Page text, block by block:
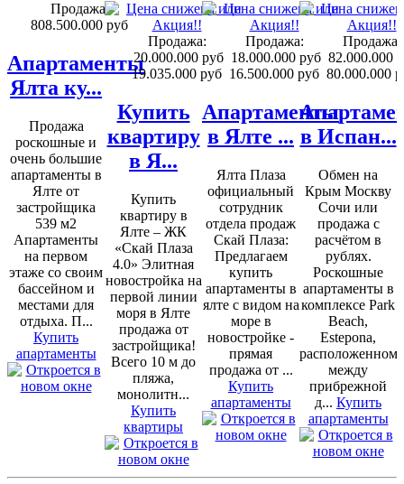
Продажа:
808.500.000 руб
Апартаменты
Ялта ку...
Продажа
роскошные и
очень большие
апартаменты в
Ялте от
застройщика
539 м2
Апартаменты
на первом
этаже со своим
бассейном и
местами для
отдыха. П...
Купить
апартаменты
Продажа:
20.000.000 руб
19.035.000 руб
Купить
квартиру
в Я...
Купить
квартиру в
Ялте – ЖК
«Скай Плаза
4.0» Элитная
новостройка на
первой линии
моря в Ялте
продажа от
застройщика!
Всего 10 м до
пляжа,
монолитн...
Купить
квартиры
Продажа:
18.000.000 руб
16.500.000 руб
Апартаменты
в Ялте ...
Ялта Плаза
официальный
сотрудник
отдела продаж
Скай Плаза:
Предлагаем
купить
апартаменты в
ялте с видом на
море в
новостройке -
прямая
продажа от ...
Купить
апартаменты
Продажа:
82.000.000
80.000.000
в Испан...
Обмен на
Крым Москву
Сочи или
продажа с
расчётом в
рублях.
Роскошные
апартаменты в
комплексе Park
Beach,
Estepona,
расположенном
между
прибрежной
д... Купить
апартаменты